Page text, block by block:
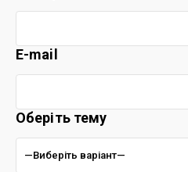
E-mail
Оберіть тему